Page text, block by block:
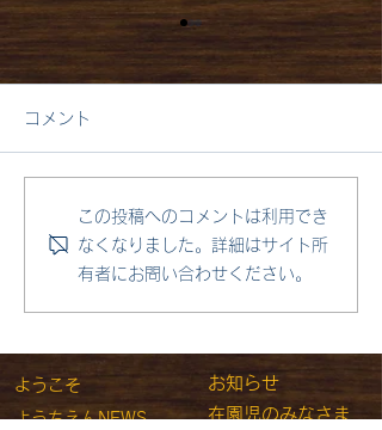
コメント
この投稿へのコメントは利用でき
なくなりました。詳細はサイト所
有者にお問い合わせください。
ようこそ
ようちえんNEWS
​お知らせ
在園児のみなさま